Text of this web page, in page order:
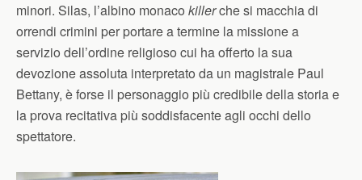
minori. Silas, l’albino monaco killerche si macchia di
orrendi crimini per portare a termine la missione a
servizio dell’ordine religioso cui ha offerto la sua
devozione assoluta interpretato da un magistrale Paul
Bettany, è forse il personaggio più credibile della storia e
la prova recitativa più soddisfacente agli occhi dello
spettatore.